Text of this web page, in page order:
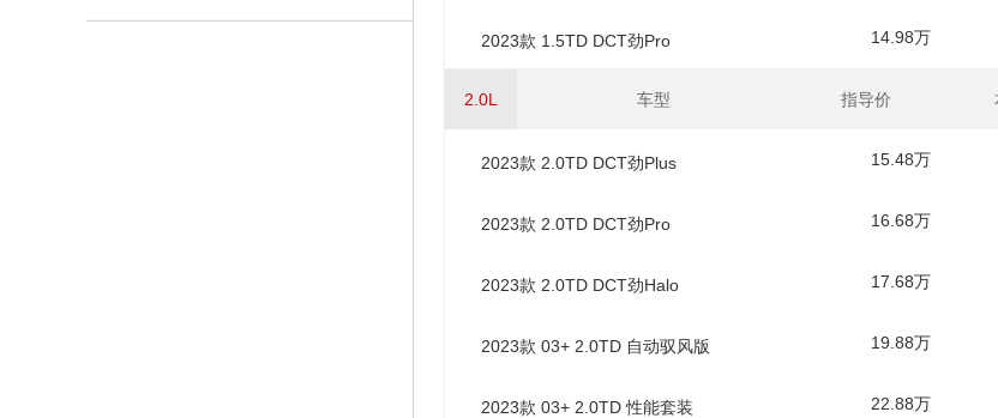
2023款 1.5TD DCT劲Pro 14.98万
2.0L 车型 指导价
2023款 2.0TD DCT劲Plus 15.48万
2023款 2.0TD DCT劲Pro 16.68万
2023款 2.0TD DCT劲Halo 17.68万
2023款 03+ 2.0TD 自动驭风版 19.88万
2023款 03+ 2.0TD 性能套装 22.88万